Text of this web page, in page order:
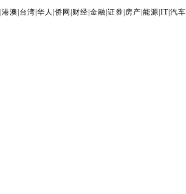
港澳 台湾 华人 侨网 财经 金融 证券 房产 能源 IT| 汽车